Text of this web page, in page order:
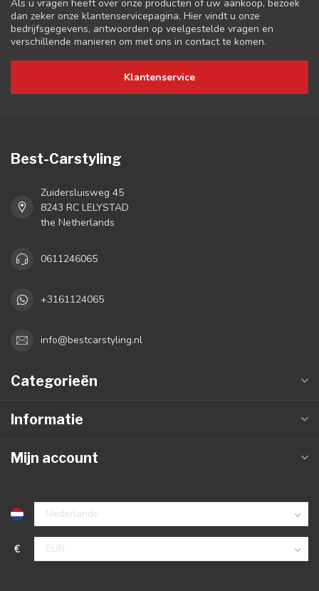
Als u vragen heeft over onze producten of uw aankoop, bezoek
dan zeker onze klantenservicepagina. Hier vindt u onze
bedrijfsgegevens, antwoorden op veelgestelde vragen en
verschillende manieren om met ons in contact te komen.
Klantenservice
Best-Carstyling
Zuidersluisweg 45
8243 RC LELYSTAD
the Netherlands
0611246065
+3161124065
info@bestcarstyling.nl
Categorieën
Informatie
Mijn account
€